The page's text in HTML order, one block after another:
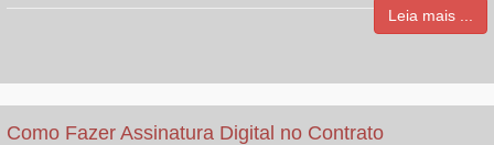
Leia mais ...
Como Fazer Assinatura Digital no Contrato